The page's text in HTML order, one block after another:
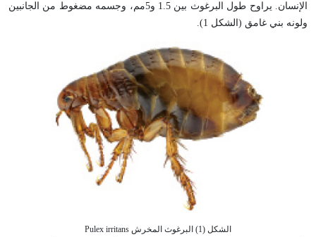
الإنسان. يراوح طول البرغوث بين 1.5 و5مم، وجسمه مضغوط من الجانبين
ولونه بني غامق (الشكل 1).
الشكل (1) البرغوث المخرش Pulex irritans